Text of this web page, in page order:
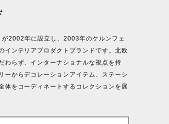
2002年に設立し、2003年のケルンフェ
インテリアプロダクトブランドです。北欧
わらず、インターナショナルな視点を持
ーからデコレーションアイテム、ステーシ
体をコーディネートするコレクションを展